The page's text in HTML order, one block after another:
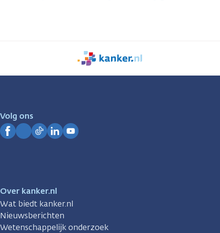
We
zijn
Volg ons
Over kanker.nl
Wat biedt kanker.nl
Nieuwsberichten
Wetenschappelijk onderzoek